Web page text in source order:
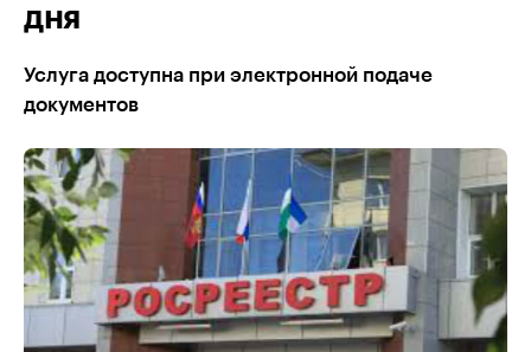
дня
Услуга доступна при электронной подаче
документов